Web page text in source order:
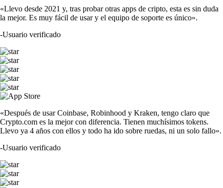
«Llevo desde 2021 y, tras probar otras apps de cripto, esta es sin duda
la mejor. Es muy fácil de usar y el equipo de soporte es único».
-Usuario verificado
«Después de usar Coinbase, Robinhood y Kraken, tengo claro que
Crypto.com es la mejor con diferencia. Tienen muchísimos tokens.
Llevo ya 4 años con ellos y todo ha ido sobre ruedas, ni un solo fallo».
-Usuario verificado